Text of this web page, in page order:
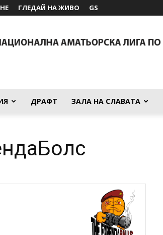
ГЛЕДАЙ НА ЖИВО GS
ДРАФТ ЗАЛА НА СЛАВАТА